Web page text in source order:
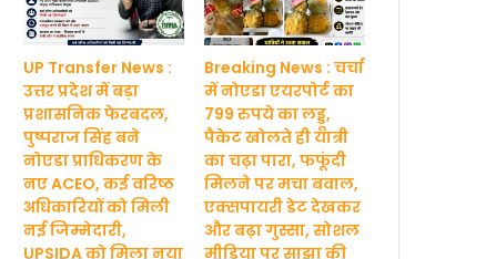
UP Transfer News :
उत्तर प्रदेश में बड़ा
प्रशासनिक फेरबदल,
पुष्पराज सिंह बने
नोएडा प्राधिकरण के
नए ACEO, कई वरिष्ठ
अधिकारियों को मिली
नई जिम्मेदारी,
UPSIDA को मिला नया
Breaking News : चर्चा
में नोएडा एयरपोर्ट का
799 रुपये का लड्डू,
पैकेट खोलते ही यात्री
का चढ़ा पारा, फफूंदी
मिलने पर मचा बवाल,
एक्सपायरी डेट देखकर
और बढ़ा गुस्सा, सोशल
मीडिया पर साझा की